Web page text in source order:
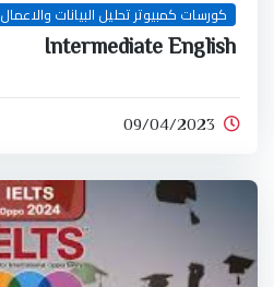
كورسات كمبيوتر تحليل البيانات والاعمال
Intermediate English
09/04/2023